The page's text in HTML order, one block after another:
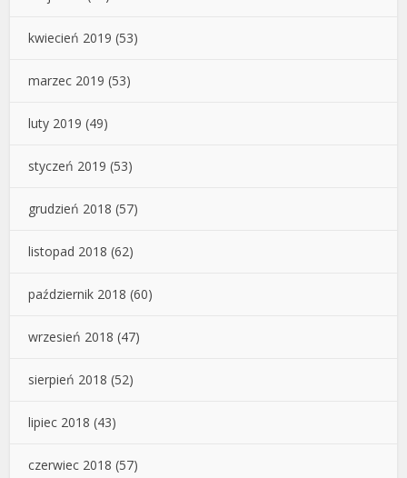
kwiecień 2019 (53)
marzec 2019 (53)
luty 2019 (49)
styczeń 2019 (53)
grudzień 2018 (57)
listopad 2018 (62)
październik 2018 (60)
wrzesień 2018 (47)
sierpień 2018 (52)
lipiec 2018 (43)
czerwiec 2018 (57)